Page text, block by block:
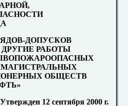
ДОПУСКОВ
РАБОТЫ
ОБЩЕСТВ
Утвержден 12 сентября 2000 г.